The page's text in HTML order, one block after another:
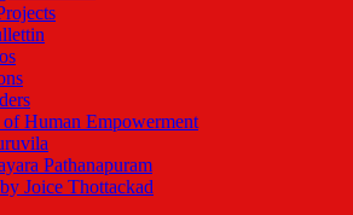
Human Empowerment
Pathanapuram
Joice Thottackad